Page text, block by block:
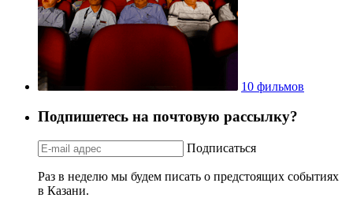
10 фильмов
Подпишетесь на почтовую рассылку?
Подписаться
Раз в неделю мы будем писать о предстоящих событиях
в Казани.